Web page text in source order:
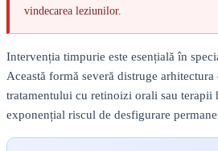
vindecarea leziunilor.
Intervenția timpurie este esențială în
Această formă severă distruge
tratamentului cu retinoizi orali sau terapii
exponențial riscul de desfigurare